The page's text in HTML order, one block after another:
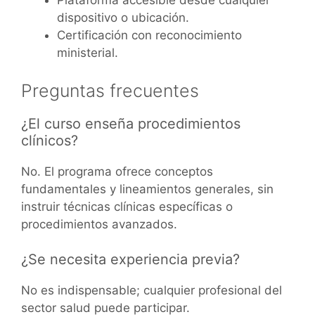
dispositivo o ubicación.
Certificación con reconocimiento
ministerial.
Preguntas frecuentes
¿El curso enseña procedimientos
clínicos?
No. El programa ofrece conceptos
fundamentales y lineamientos generales, sin
instruir técnicas clínicas específicas o
procedimientos avanzados.
¿Se necesita experiencia previa?
No es indispensable; cualquier profesional del
sector salud puede participar.